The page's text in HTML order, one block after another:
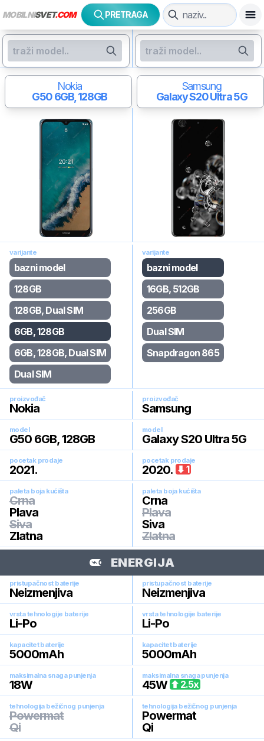
MOBILNISVET.COM PRETRAGA
Nokia
G506GB, 128GB
Samsung
Galaxy S20 Ultra 5G
varijante
bazni model
128GB
128GB, Dual SIM
6GB, 128GB
6GB, 128GB, Dual SIM
Dual SIM
varijante
bazni model
16GB, 512GB
256GB
Dual SIM
Snapdragon 865
proizvođač
Nokia
proizvođač
Samsung
model
G50 6GB, 128GB
model
Galaxy S20 Ultra 5G
pocetak prodaje
2021.
pocetak prodaje
2020. 1
paleta boja kućišta
Crna
Plava
Siva
Zlatna
paleta boja kućišta
Crna
Plava
Siva
Zlatna
ENERGIJA
pristupačnost baterije
Neizmenjiva
pristupačnost baterije
Neizmenjiva
vrsta tehnologije baterije
Li-Po
vrsta tehnologije baterije
Li-Po
kapacitet baterije
5000mAh
kapacitet baterije
5000mAh
maksimalna snaga punjenja
18W
maksimalna snaga punjenja
45W 2.5x
tehnologija bežičnog punjenja
Powermat
Qi
tehnologija bežičnog punjenja
Powermat
Qi